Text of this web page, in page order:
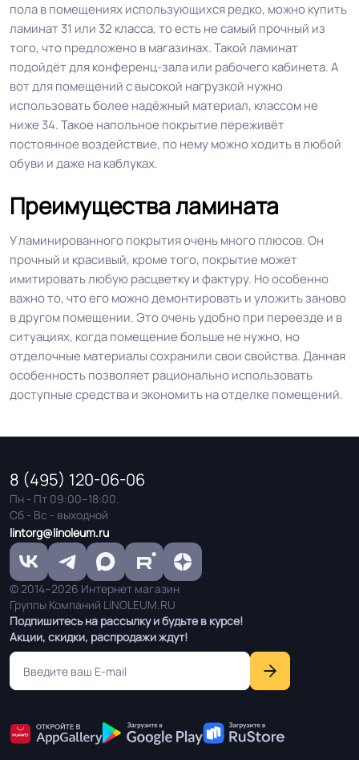
пола в помещениях использующихся редко, можно купить
ламинат 31 или 32 класса, то есть не самый прочный из
того, что предложено в магазинах. Такой ламинат
подойдёт для конференц-зала или рабочего кабинета. А
вот для помещений с высокой нагрузкой нужно
использовать более надёжный материал, классом не
ниже 34. Такое напольное покрытие переживёт
постоянное воздействие, по нему можно ходить в любой
обуви и даже на каблуках.
Преимущества ламината
У ламинированного покрытия очень много плюсов. Он
прочный и красивый, кроме того, покрытие может
имитировать любую расцветку и фактуру. Но особенно
важно то, что его можно демонтировать и уложить заново
в другом помещении. Это очень удобно при переезде и в
ситуациях, когда помещение больше не нужно, но
отделочные материалы сохранили свои свойства. Данная
особенность позволяет рационально использовать
доступные средства и экономить на отделке помещений.
Подпишитесь на рассылку и будьте в курсе!
Акции, скидки, распродажи ждут!
8 (495) 120-06-06
Пн - Пт 09:00–18:00.
Сб - Вс - выходной
lintorg@linoleum.ru
© 2014–2026 Интернет магазин
Группы Компаний LiNOLEUM.RU